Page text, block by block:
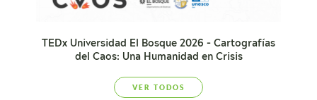
TEDx Universidad El Bosque 2026 - Cartografías
del Caos: Una Humanidad en Crisis
VER TODOS